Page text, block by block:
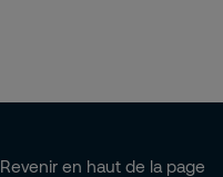
Revenir en haut de la page